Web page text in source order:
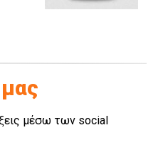
μέσω των social